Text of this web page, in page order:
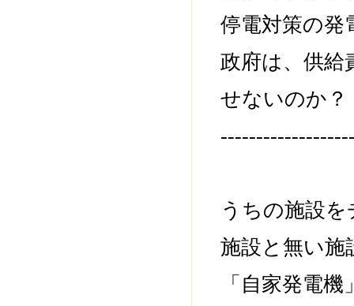
停電対策の発
政府は、供給
せないのか？
うちの施設
施設と無い施
「自家発電